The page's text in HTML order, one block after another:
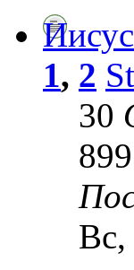
1, 2
30
Вс,